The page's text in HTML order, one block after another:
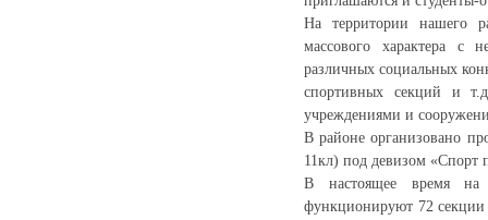
На территории нашего
массового характера с
различных социальных
спортивных секций и
учреждениями и
В районе организовано
11кл) под девизом «Спорт
В настоящее время на
функционируют 72